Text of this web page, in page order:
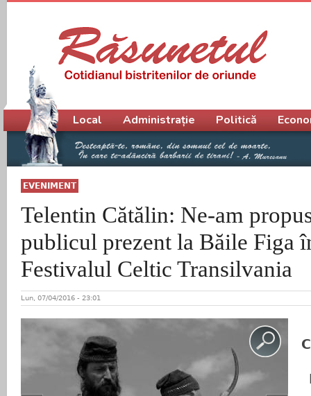
EVENIMENT
Telentin Cătălin: Ne-am
publicul prezent la Băile Figa
Festivalul Celtic Transilvania
Lun, 07/04/2016 - 23:01
Meniu principal
Local Administrație Politică